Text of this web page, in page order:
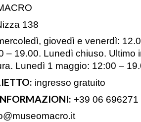
138
giovedì e venerdì:
– 19.00. Lunedì chiuso. Ultimo
Lunedì 1 maggio: 12:00 –
ingresso gratuito
+39 06 696271